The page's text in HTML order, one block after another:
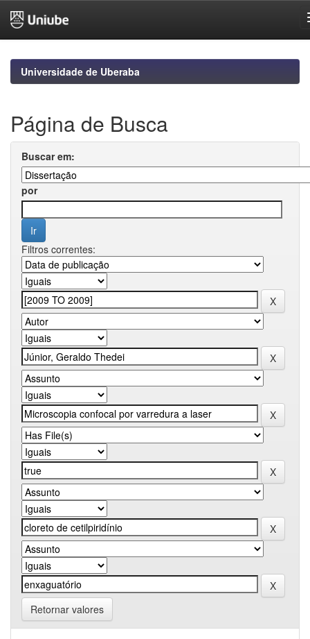
navigationUniversidade de Uberaba
Página de Busca
Buscar em:
por
Filtros correntes:
Retornar valores